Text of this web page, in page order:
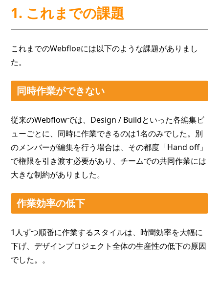
1. これまでの課題
これまでのWebfloeには以下のような課題がありまし
た。
同時作業ができない
従来のWebflowでは、Design / Buildといった各編集ビ
ューごとに、同時に作業できるのは1名のみでした。別
のメンバーが編集を行う場合は、その都度「Hand off」
で権限を引き渡す必要があり、チームでの共同作業には
大きな制約がありました。
作業効率の低下
1人ずつ順番に作業するスタイルは、時間効率を大幅に
下げ、デザインプロジェクト全体の生産性の低下の原因
でした。。